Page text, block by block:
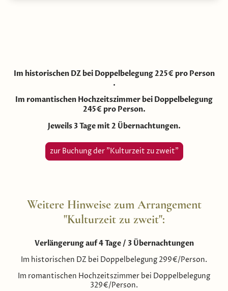
Im historischen DZ bei Doppelbelegung 225€ pro Person
.
Im romantischen Hochzeitszimmer bei Doppelbelegung
245€ pro Person.
Jeweils 3 Tage mit 2 Übernachtungen.
zur Buchung der "Kulturzeit zu zweit"
Weitere Hinweise zum Arrangement
"Kulturzeit zu zweit":
Verlängerung auf 4 Tage / 3 Übernachtungen
Im historischen DZ bei Doppelbelegung 299€/Person.
Im romantischen Hochzeitszimmer bei Doppelbelegung
329€/Person.